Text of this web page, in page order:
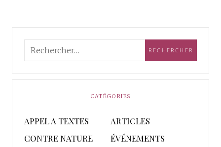
CATÉGORIES
APPEL A TEXTES
ARTICLES
CONTRE NATURE
ÉVÉNEMENTS